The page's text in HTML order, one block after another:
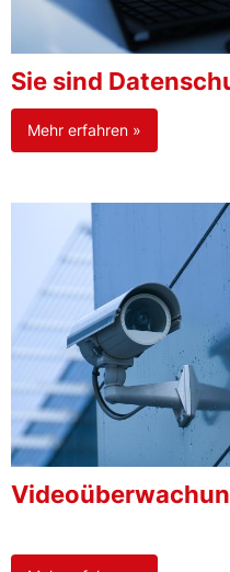
Sie sind
Mehr erfahren »